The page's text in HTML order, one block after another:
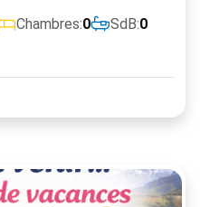
Chambres:0 SdB:0